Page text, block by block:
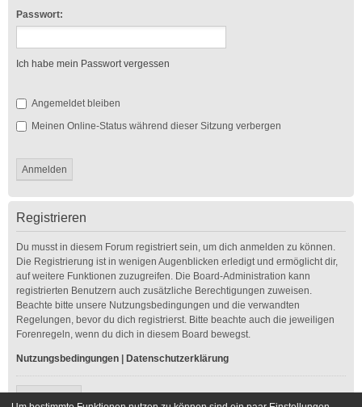
Passwort:
Ich habe mein Passwort vergessen
Angemeldet bleiben
Meinen Online-Status während dieser Sitzung verbergen
Registrieren
Du musst in diesem Forum registriert sein, um dich anmelden zu können.
Die Registrierung ist in wenigen Augenblicken erledigt und ermöglicht dir,
auf weitere Funktionen zuzugreifen. Die Board-Administration kann
registrierten Benutzern auch zusätzliche Berechtigungen zuweisen.
Beachte bitte unsere Nutzungsbedingungen und die verwandten
Regelungen, bevor du dich registrierst. Bitte beachte auch die jeweiligen
Forenregeln, wenn du dich in diesem Board bewegst.
Nutzungsbedingungen Datenschutzerklärung